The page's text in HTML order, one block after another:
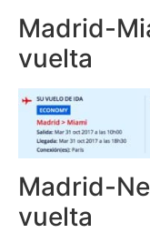
Madrid-
vuelta
Madrid-
vuelta